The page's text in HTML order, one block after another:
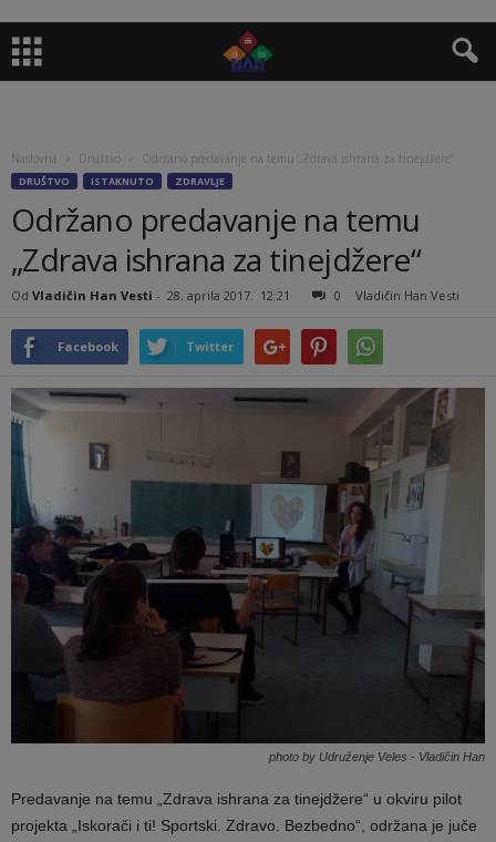
Naslovna Društvo Održano predavanje na temu „Zdrava ishrana za tinejdžere“
DRUŠTVO ISTAKNUTO ZDRAVLJE
Održano predavanje na temu
„Zdrava ishrana za tinejdžere“
Od Vladičin Han Vesti - 28. aprila 2017. 12:21 0 Vladičin Han Vesti
Facebook Twitter
photo by Udruženje Veles - Vladičin Han
Predavanje na temu „Zdrava ishrana za tinejdžere“ u okviru pilot
projekta „Iskorači i ti! Sportski. Zdravo. Bezbedno“, održana je juče